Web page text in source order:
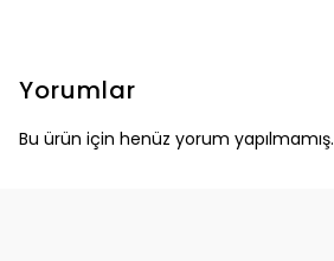
Yorumlar
Bu ürün için henüz yorum yapılmamış.